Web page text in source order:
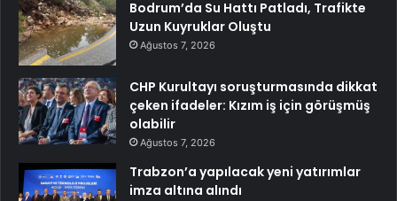
Bodrum’da Su Hattı Patladı, Trafikte
Uzun Kuyruklar Oluştu
Ağustos 7, 2026
CHP Kurultayı soruşturmasında dikkat
çeken ifadeler: Kızım iş için görüşmüş
olabilir
Ağustos 7, 2026
Trabzon’a yapılacak yeni yatırımlar
imza altına alındı